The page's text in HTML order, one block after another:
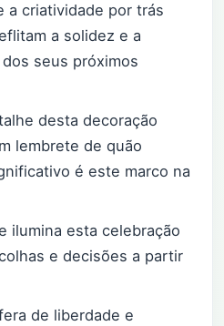
a criatividade por trás
a solidez e a
seus próximos
desta decoração
lembrete de quão
é este marco na
ilumina esta celebração
e decisões a partir
de liberdade e